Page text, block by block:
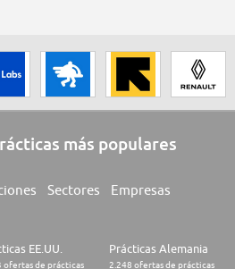
más populares
Sectores Empresas
EE.UU.
ofertas de prácticas
Prácticas Alemania
2.248 ofertas de prácticas